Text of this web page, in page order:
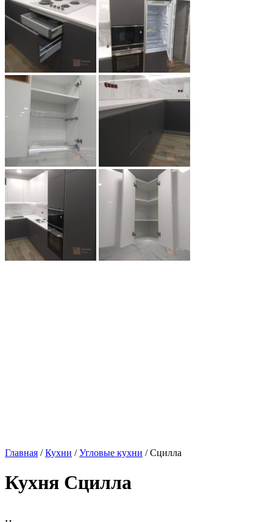
Главная /Кухни /Угловые кухни / Сцилла
Кухня Сцилла